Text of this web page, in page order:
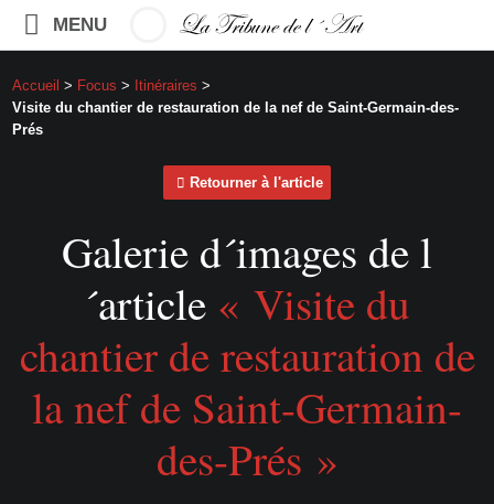
MENU
Accueil > Focus > Itinéraires >
Visite du chantier de restauration de la nef de Saint-Germain-des-
Prés
Retourner à l'article
Galerie d´images de l
´article « Visite du
chantier de restauration de
la nef de Saint-Germain-
des-Prés »